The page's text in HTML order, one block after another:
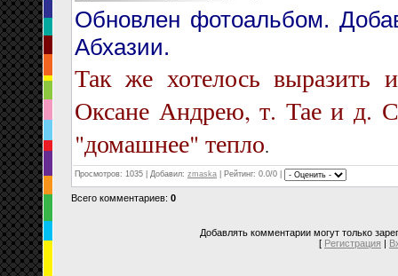
Обновлен фотоальбом.
Абхазии.
Так же хотелось выразить
Оксане Андрею, т. Тае и д.
"домашнее" тепло.
Просмотров: 1035 | Добавил: zmaska Рейтинг: 0.0/0 |
Всего комментариев: 0
Добавлять комментарии могут только
[ Регистрация |